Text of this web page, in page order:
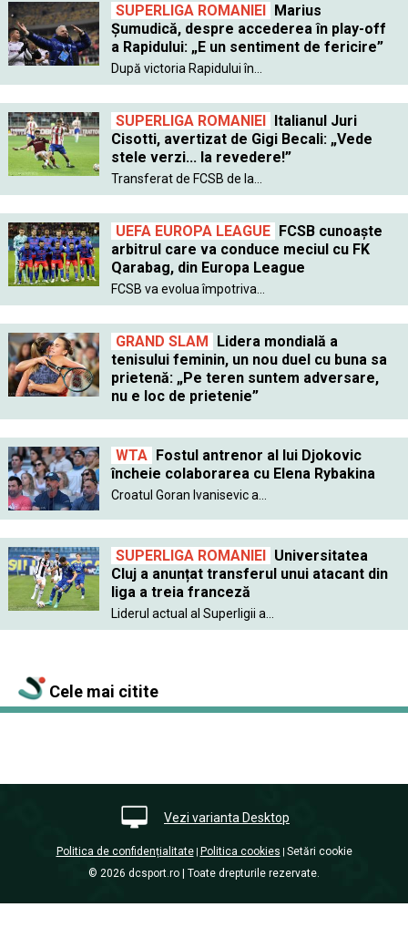
SUPERLIGA ROMANIEI Marius
Șumudică, despre accederea în play-off
a Rapidului: „E un sentiment de fericire”
După victoria Rapidului în...
SUPERLIGA ROMANIEI Italianul Juri
Cisotti, avertizat de Gigi Becali: „Vede
stele verzi... la revedere!”
Transferat de FCSB de la...
UEFA EUROPA LEAGUE FCSB cunoaște
arbitrul care va conduce meciul cu FK
Qarabag, din Europa League
FCSB va evolua împotriva...
GRAND SLAM Lidera mondială a
tenisului feminin, un nou duel cu buna sa
prietenă: „Pe teren suntem adversare,
nu e loc de prietenie”
WTA Fostul antrenor al lui Djokovic
încheie colaborarea cu Elena Rybakina
Croatul Goran Ivanisevic a...
SUPERLIGA ROMANIEI Universitatea
Cluj a anunțat transferul unui atacant din
liga a treia franceză
Liderul actual al Superligii a...
Cele mai citite
Vezi varianta Desktop
Politica de confidențialitate| Politica cookies Setări cookie
© 2026 dcsport.ro | Toate drepturile rezervate.